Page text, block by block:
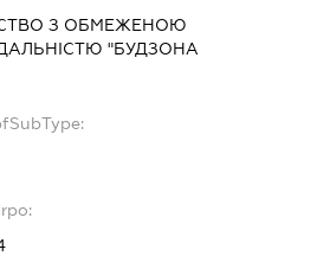
З ОБМЕЖЕНОЮ
"БУДЗОНА